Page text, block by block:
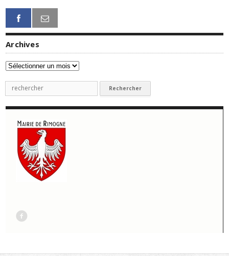
Archives
Archives
Recherche
pour
:
